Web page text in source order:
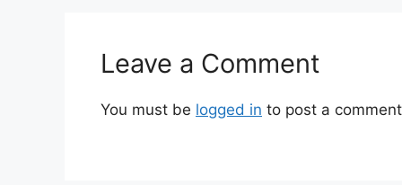
Leave a Comment
You must be logged in to post a